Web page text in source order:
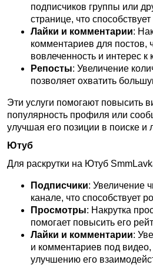
подписчиков группы или
странице, что
Лайки и комментарии:
комментариев для постов,
вовлеченность и интерес к
Репосты: Увеличение
позволяет охватить
Эти услуги помогают повысить
популярность профиля или
улучшая его позиции в поиске и
Ютуб
Для раскрутки на Ютуб
Подписчики: Увеличение
канале, что способствует
Просмотры: Накрутка
помогает повысить его
Лайки и комментарии:
и комментариев под видео,
улучшению его